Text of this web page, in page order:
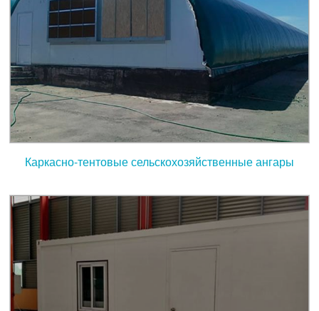
Каркасно-тентовые сельскохозяйственные ангары